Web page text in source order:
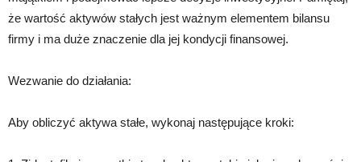
że wartość aktywów stałych jest ważnym elementem bilansu
firmy i ma duże znaczenie dla jej kondycji finansowej.
Wezwanie do działania:
Aby obliczyć aktywa stałe, wykonaj następujące kroki: